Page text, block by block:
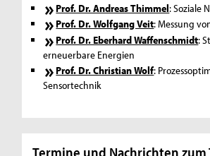
Prof. Dr. Andreas Thimmel:Soziale
Prof. Dr. Wolfgang Veit: Messung
Prof. Dr. Eberhard Waffenschmidt:
erneuerbare Energien
Prof. Dr. Christian Wolf:
Sensortechnik
Termine und Nachrichten zum